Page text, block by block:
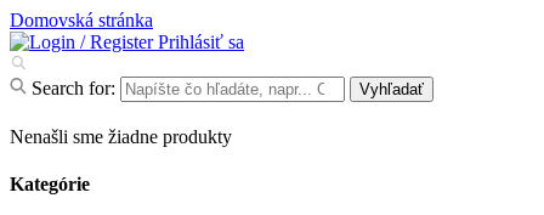
Domovská stránka
Prihlásiť sa
Search for: Vyhľadať
Nenašli sme žiadne produkty
Kategórie